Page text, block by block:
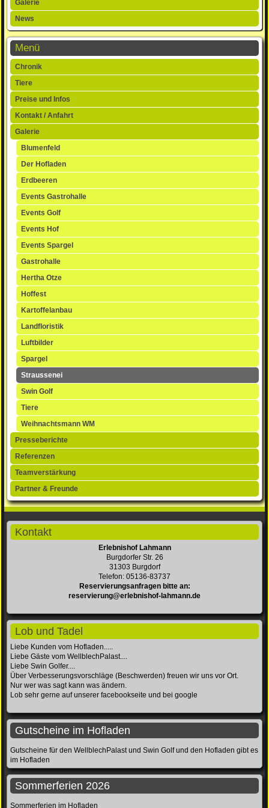
Galerie
News
Menü
Navigation
überspringen
Chronik
Tiere
Preise und Infos
Kontakt / Anfahrt
Galerie
Blumenfeld
Der Hofladen
Erdbeeren
Events Gastrohalle
Events Golf
Events Hof
Events Spargel
Gastrohalle
Hertha Otze
Hoffest
Kartoffelanbau
Landfloristik
Luftbilder
Spargel
Straussenei
Swin Golf
Tiere
Weihnachtsmann WM
Presseberichte
Referenzen
Teamverstärkung
Partner & Freunde
Kontakt
Erlebnishof Lahmann
Burgdorfer Str. 26
31303 Burgdorf
Telefon: 05136-83737
Reservierungsanfragen bitte an:
reservierung@erlebnishof-lahmann.de
Lob und Tadel
Liebe Kunden vom Hofladen.....
Liebe Gäste vom WellblechPalast....
Liebe Swin Golfer....
Über Verbesserungsvorschläge (Beschwerden) freuen wir uns vor Ort.
Nur wer was sagt kann was ändern.
Lob sehr gerne auf unserer facebookseite und bei google
Gutscheine im Hofladen
Gutscheine für den WellblechPalast und Swin Golf und den Hofladen gibt es
im Hofladen
Sommerferien 2026
Sommerferien im Hofladen